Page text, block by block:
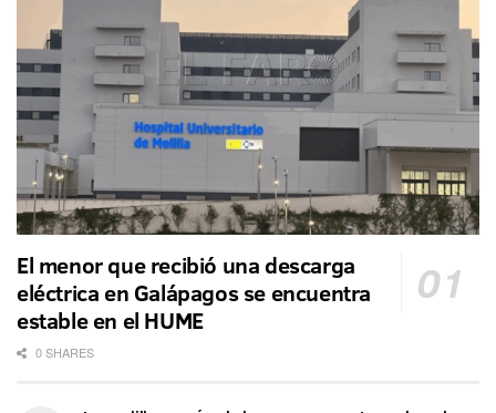
El menor que recibió una descarga
eléctrica en Galápagos se encuentra
estable en el HUME
0 SHARES